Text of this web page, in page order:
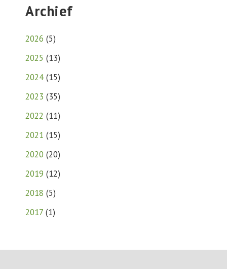
Archief
2026 (5)
2025 (13)
2024 (15)
2023 (35)
2022 (11)
2021 (15)
2020 (20)
2019 (12)
2018 (5)
2017 (1)